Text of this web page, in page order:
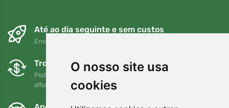
O nosso site usa
cookies
Até ao dia seguinte e sem custos
Envio gratuito para encomendas superiores a 80 EUR
Trocas e devoluções gratuitas
Pode devolver ou trocar a sua encomenda em qualquer
altura no prazo de 90 dias